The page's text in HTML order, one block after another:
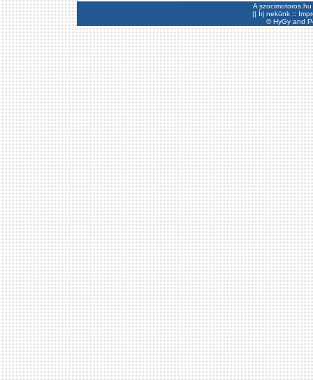
A
|| Írj nekünk ::
©HyGyand